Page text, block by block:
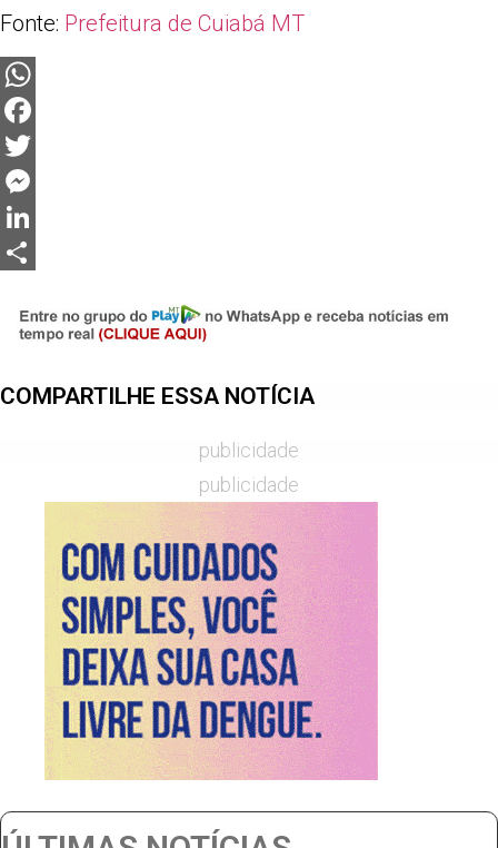
Fonte: Prefeitura de Cuiabá MT
WhatsApp
Facebook
Twitter
Messenger
LinkedIn
COMPARTILHE ESSA NOTÍCIA
publicidade
publicidade